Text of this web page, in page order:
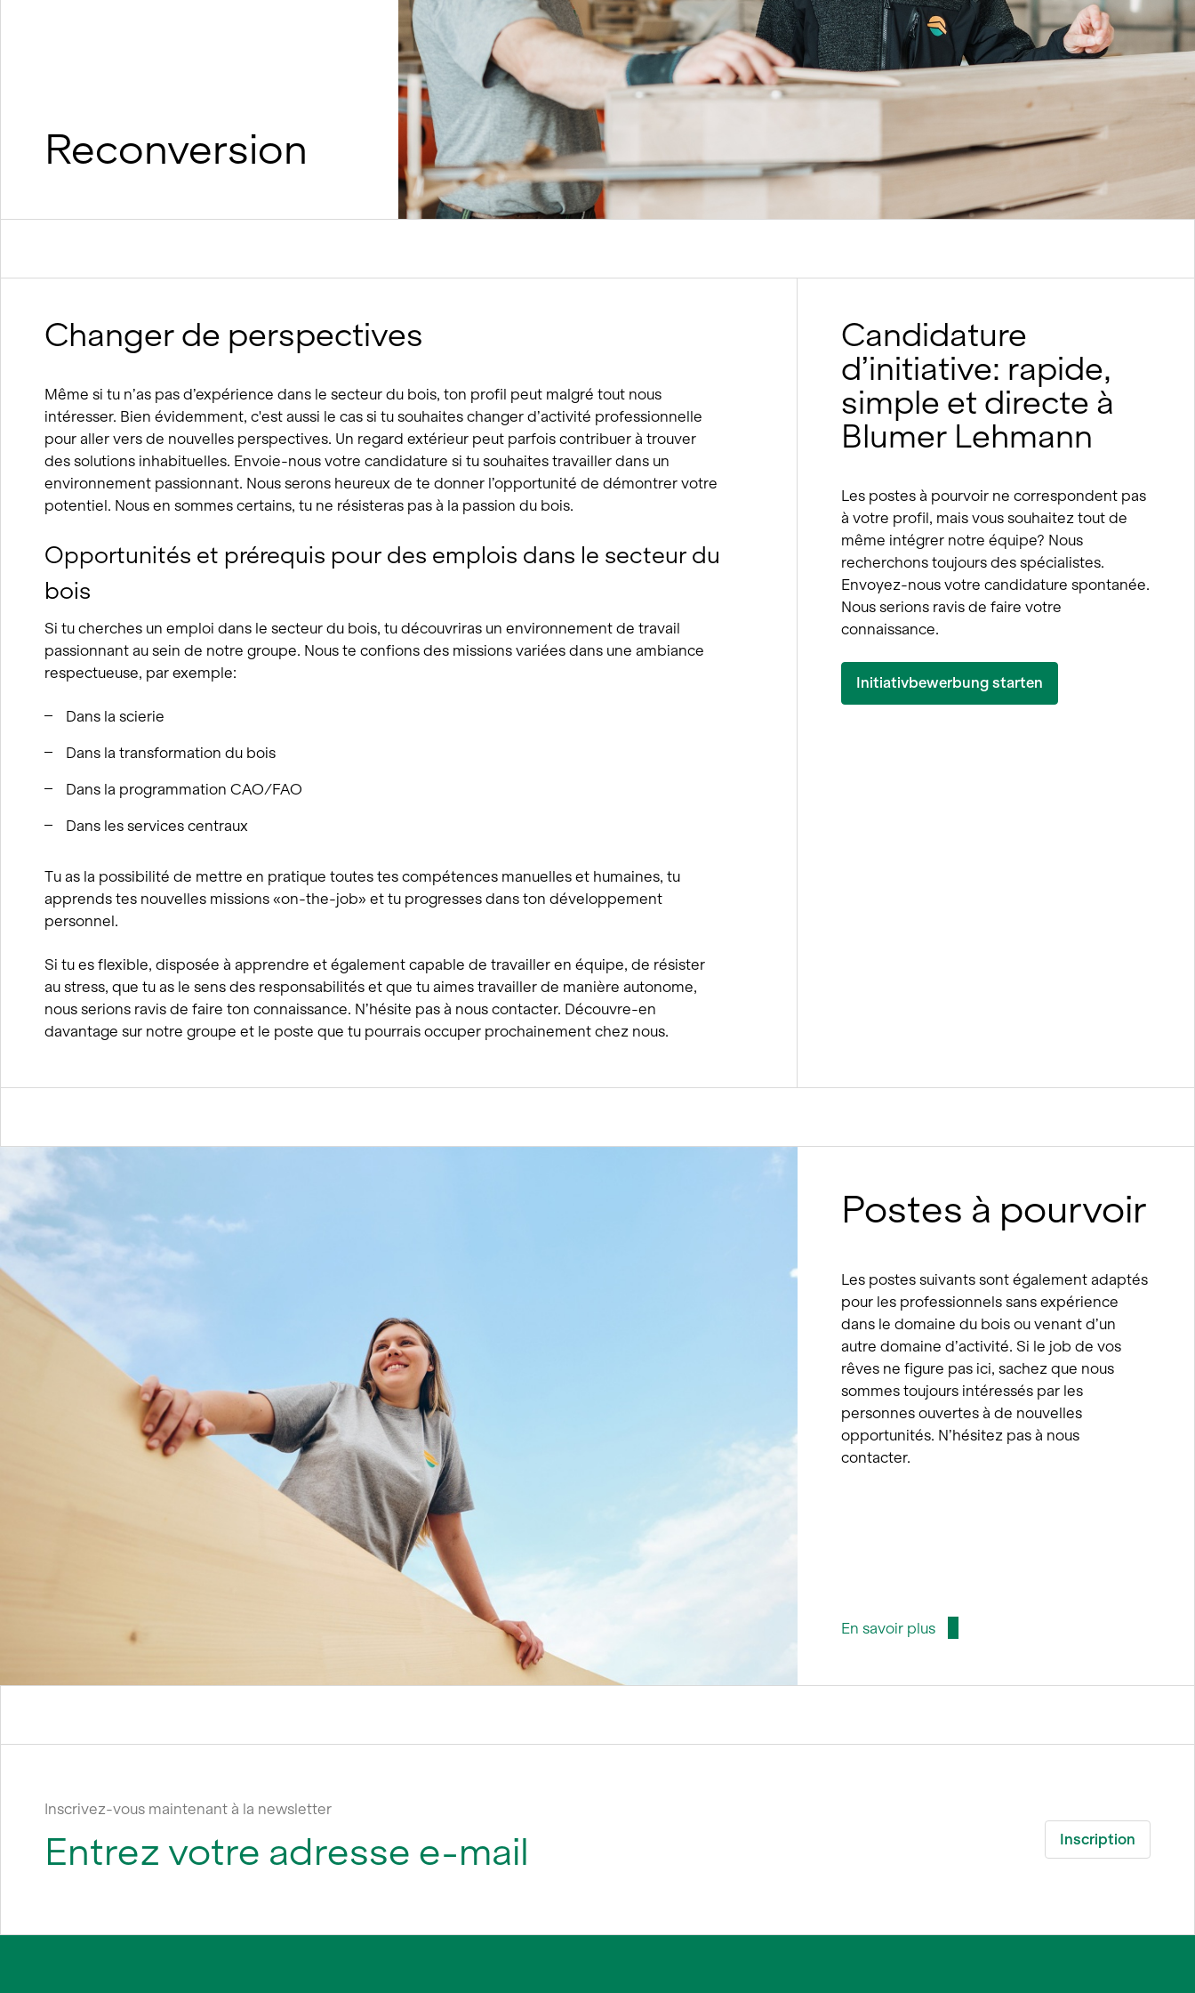
Hôtellerie et restauration
Loisirs et Sport
Santé et accompagnement
Service hivernal
Reconversion
Changer de perspectives
Même si tu n’as pas d’expérience dans le secteur du bois, ton profil peut malgré tout nous
intéresser. Bien évidemment, c'est aussi le cas si tu souhaites changer d’activité professionnelle
pour aller vers de nouvelles perspectives. Un regard extérieur peut parfois contribuer à trouver
des solutions inhabituelles. Envoie-nous votre candidature si tu souhaites travailler dans un
environnement passionnant. Nous serons heureux de te donner l’opportunité de démontrer votre
potentiel. Nous en sommes certains, tu ne résisteras pas à la passion du bois.
Opportunités et prérequis pour des emplois dans le secteur du
bois
Si tu cherches un emploi dans le secteur du bois, tu découvriras un environnement de travail
passionnant au sein de notre groupe. Nous te confions des missions variées dans une ambiance
respectueuse, par exemple:
Dans la scierie
Dans la transformation du bois
Dans la programmation CAO/FAO
Dans les services centraux
Tu as la possibilité de mettre en pratique toutes tes compétences manuelles et humaines, tu
apprends tes nouvelles missions «on-the-job» et tu progresses dans ton développement
personnel.
Si tu es flexible, disposée à apprendre et également capable de travailler en équipe, de résister
au stress, que tu as le sens des responsabilités et que tu aimes travailler de manière autonome,
nous serions ravis de faire ton connaissance. N’hésite pas à nous contacter. Découvre-en
davantage sur notre groupe et le poste que tu pourrais occuper prochainement chez nous.
Candidature
d’initiative: rapide,
simple et directe à
Blumer Lehmann
Les postes à pourvoir ne correspondent pas
à votre profil, mais vous souhaitez tout de
même intégrer notre équipe? Nous
recherchons toujours des spécialistes.
Envoyez-nous votre candidature spontanée.
Nous serions ravis de faire votre
connaissance.
Initiativbewerbung starten
Postes à pourvoir
Les postes suivants sont également adaptés
pour les professionnels sans expérience
dans le domaine du bois ou venant d’un
autre domaine d’activité. Si le job de vos
rêves ne figure pas ici, sachez que nous
sommes toujours intéressés par les
personnes ouvertes à de nouvelles
opportunités. N’hésitez pas à nous
contacter.
En savoir plus
Inscrivez-vous maintenant à la newsletter